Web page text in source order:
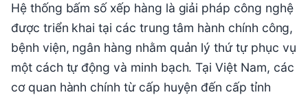
Hệ thống bấm số xếp hàng là giải pháp công nghệ
được triển khai tại các trung tâm hành chính công,
bệnh viện, ngân hàng nhằm quản lý thứ tự phục vụ
một cách tự động và minh bạch. Tại Việt Nam, các
cơ quan hành chính từ cấp huyện đến cấp tỉnh